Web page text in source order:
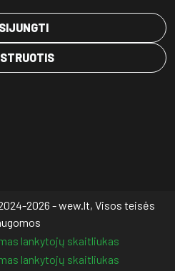
2026 - wew.lt, Visos teisės